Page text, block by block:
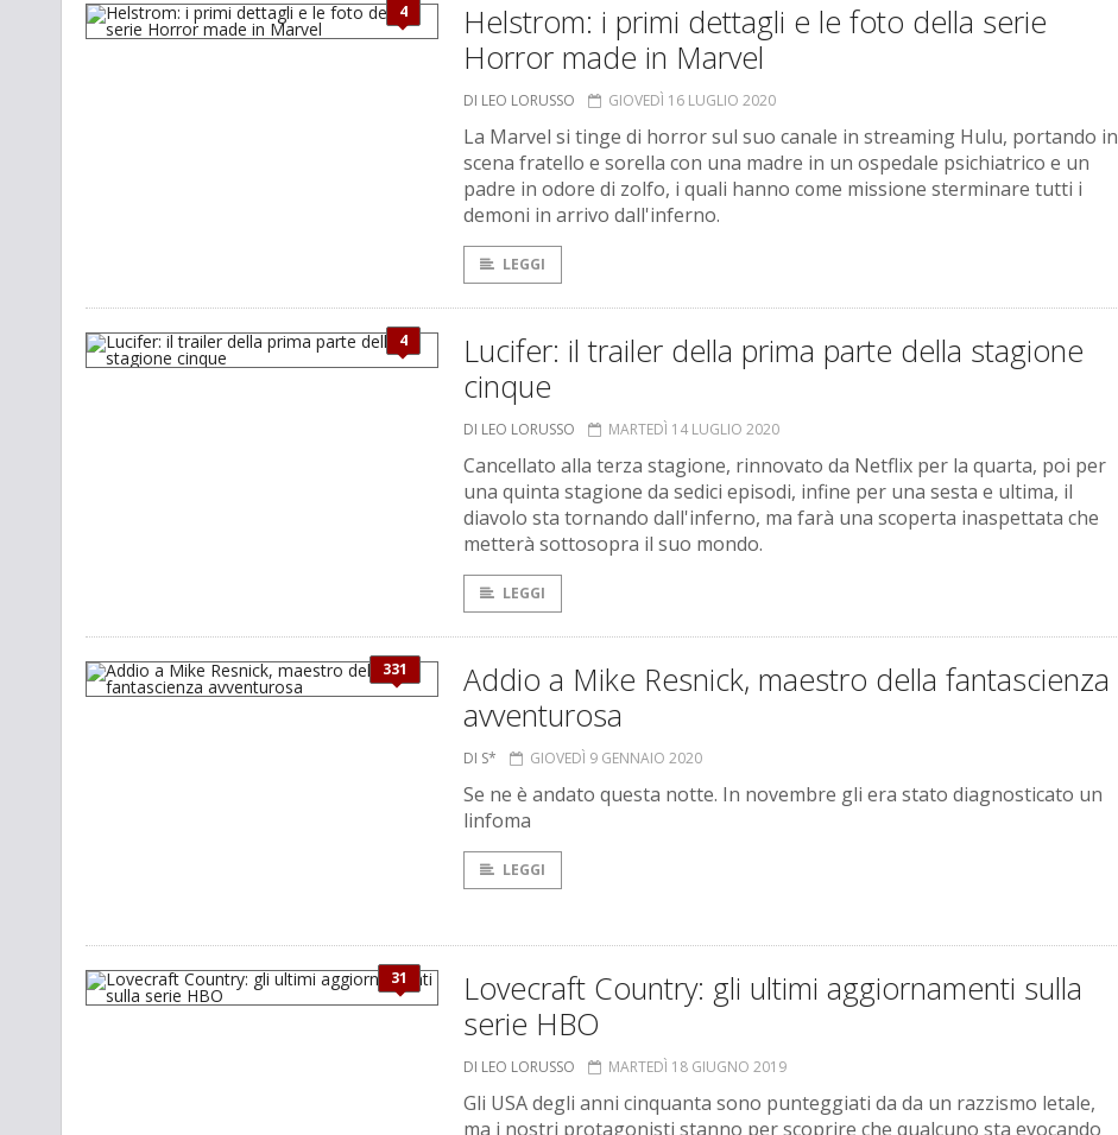
4
Helstrom: i primi dettagli e le foto della serie
Horror made in Marvel
DI LEO LORUSSO GIOVEDÌ 16 LUGLIO 2020
La Marvel si tinge di horror sul suo canale in streaming Hulu, portando in
scena fratello e sorella con una madre in un ospedale psichiatrico e un
padre in odore di zolfo, i quali hanno come missione sterminare tutti i
demoni in arrivo dall'inferno.
LEGGI
4
Lucifer: il trailer della prima parte della stagione
cinque
DI LEO LORUSSO MARTEDÌ 14 LUGLIO 2020
Cancellato alla terza stagione, rinnovato da Netflix per la quarta, poi per
una quinta stagione da sedici episodi, infine per una sesta e ultima, il
diavolo sta tornando dall'inferno, ma farà una scoperta inaspettata che
metterà sottosopra il suo mondo.
LEGGI
331
Addio a Mike Resnick, maestro della fantascienza
avventurosa
DI S* GIOVEDÌ 9 GENNAIO 2020
Se ne è andato questa notte. In novembre gli era stato diagnosticato un
linfoma
LEGGI
31
Lovecraft Country: gli ultimi aggiornamenti sulla
serie HBO
DI LEO LORUSSO MARTEDÌ 18 GIUGNO 2019
Gli USA degli anni cinquanta sono punteggiati da da un razzismo letale,
ma i nostri protagonisti stanno per scoprire che qualcuno sta evocando